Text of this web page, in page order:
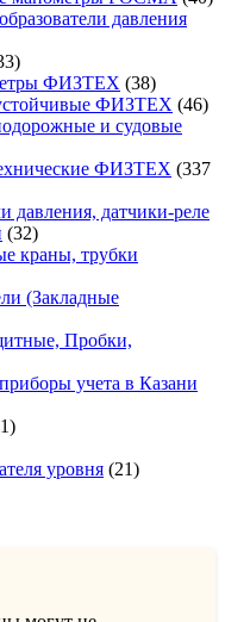
давления
433
товараФИЗТЕХ 3838
товаров
ФИЗТЕХ 4646
и судовые
ФИЗТЕХ 337
давления, датчики-реле
3232
товара
краны, трубки
(Закладные
Пробки,
учета в Казани
11
уровня 2121